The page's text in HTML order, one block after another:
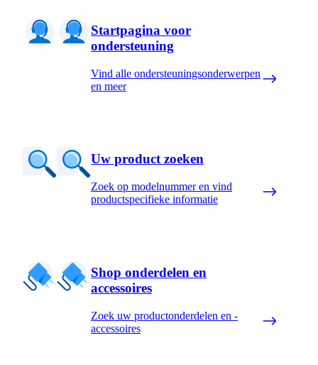
Startpagina voor
ondersteuning
Vind alle ondersteuningsonderwerpen
en meer
Uw product zoeken
Zoek op modelnummer en vind
productspecifieke informatie
Shop onderdelen en
accessoires
Zoek uw productonderdelen en -
accessoires